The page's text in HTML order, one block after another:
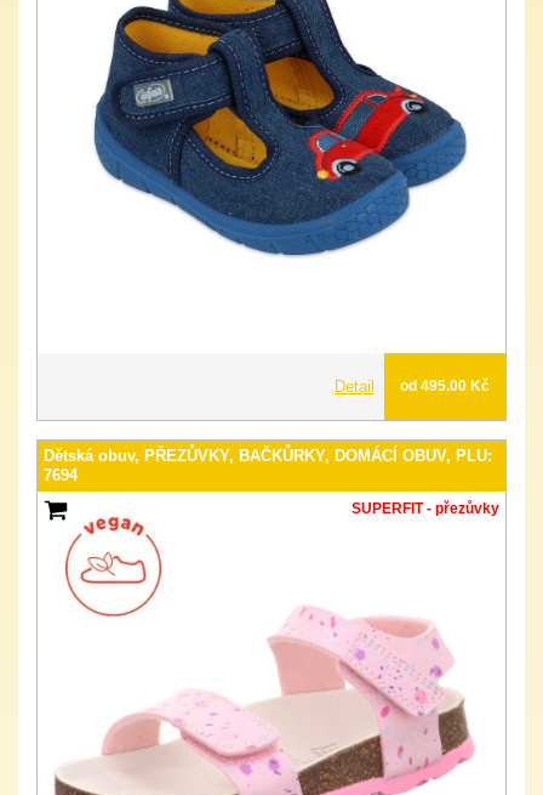
Detail od 495.00 Kč
Dětská obuv, PŘEZŮVKY, BAČKŮRKY, DOMÁCÍ OBUV, PLU:
7694
SUPERFIT - přezůvky